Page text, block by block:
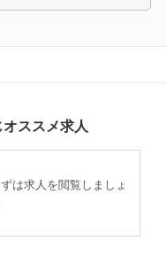
ススメ求人
は求人を閲覧しましょ